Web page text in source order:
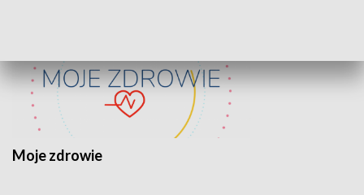
Moje zdrowie